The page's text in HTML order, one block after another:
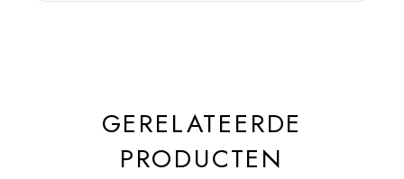
GERELATEERDE
PRODUCTEN